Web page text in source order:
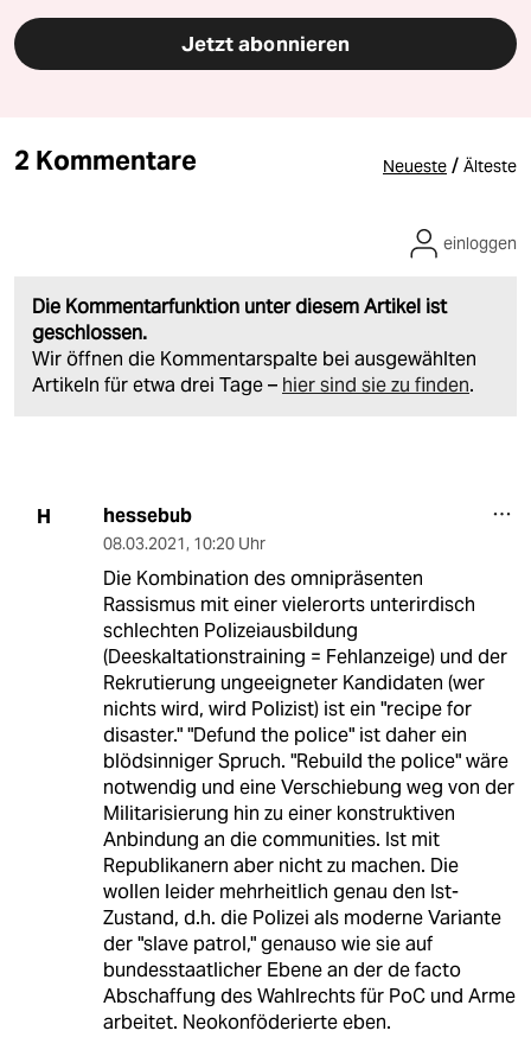
Jetzt abonnieren
2 Kommentare Neueste / Älteste
Die Kommentarfunktion unter diesem Artikel ist
geschlossen.
Wir öffnen die Kommentarspalte bei ausgewählten
Artikeln für etwa drei Tage – hier sind sie zu finden.
einloggen
H hessebub
08.03.2021, 10:20 Uhr
Die Kombination des omnipräsenten
Rassismus mit einer vielerorts unterirdisch
schlechten Polizeiausbildung
(Deeskaltationstraining = Fehlanzeige) und der
Rekrutierung ungeeigneter Kandidaten (wer
nichts wird, wird Polizist) ist ein "recipe for
disaster." "Defund the police" ist daher ein
blödsinniger Spruch. "Rebuild the police" wäre
notwendig und eine Verschiebung weg von der
Militarisierung hin zu einer konstruktiven
Anbindung an die communities. Ist mit
Republikanern aber nicht zu machen. Die
wollen leider mehrheitlich genau den Ist-
Zustand, d.h. die Polizei als moderne Variante
der "slave patrol," genauso wie sie auf
bundesstaatlicher Ebene an der de facto
Abschaffung des Wahlrechts für PoC und Arme
arbeitet. Neokonföderierte eben.